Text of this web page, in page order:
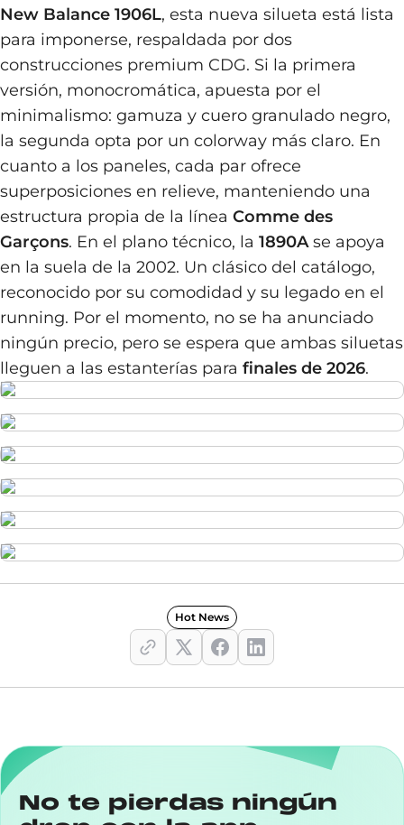
New Balance 1906L, esta nueva silueta está lista
para imponerse, respaldada por dos
construcciones premium CDG. Si la primera
versión, monocromática, apuesta por el
minimalismo: gamuza y cuero granulado negro,
la segunda opta por un colorway más claro. En
cuanto a los paneles, cada par ofrece
superposiciones en relieve, manteniendo una
estructura propia de la línea Comme des
Garçons. En el plano técnico, la 1890Ase apoya
en la suela de la 2002. Un clásico del catálogo,
reconocido por su comodidad y su legado en el
running. Por el momento, no se ha anunciado
ningún precio, pero se espera que ambas siluetas
lleguen a las estanterías para finales de 2026.
Hot News
No te pierdas ningún